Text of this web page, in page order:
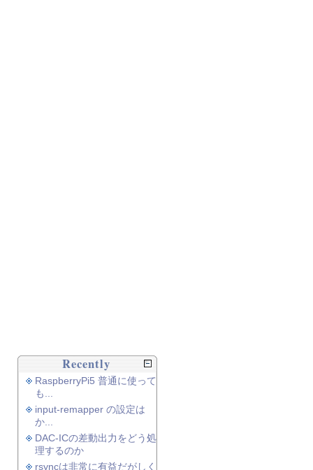
Recently
RaspberryPi5 普通に使って
も...
input-remapper の設定は
か...
DAC-ICの差動出力をどう処
理するのか
rsyncは非常に有益だがしく